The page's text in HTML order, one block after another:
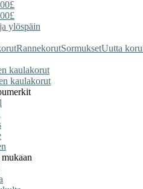
ylöspäin
RannekorutSormuksetUutta
kaulakorut
kaulakorut